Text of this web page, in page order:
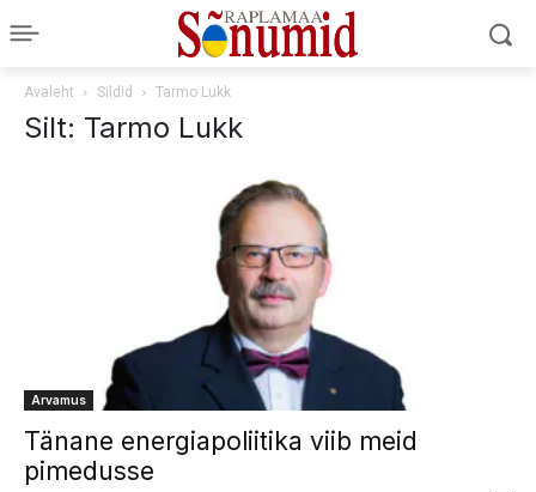
Avaleht Sildid Tarmo Lukk
Silt: Tarmo Lukk
Arvamus
Tänane energiapoliitika viib meid
pimedusse